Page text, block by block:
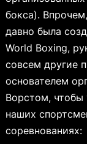
бокса).
давно была
World Boxing,
совсем другие
основателем
Ворстом, чтобы
наших
соревнованиях: